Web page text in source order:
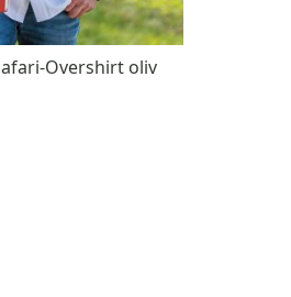
Overshirt oliv